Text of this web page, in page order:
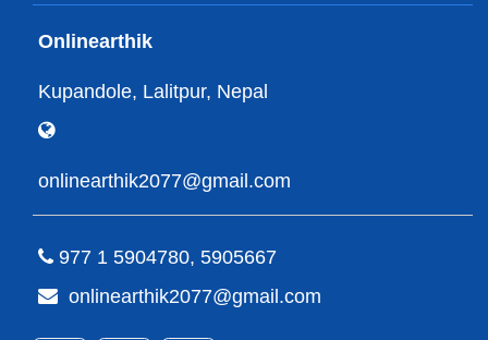
Onlinearthik
Kupandole, Lalitpur, Nepal
onlinearthik2077@gmail.com
977 1 5904780, 5905667
onlinearthik2077@gmail.com